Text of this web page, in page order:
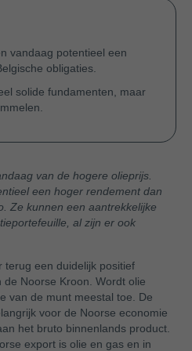
vandaag potentieel een
obligaties.
solide fundamenten, maar
van de hogere olieprijs.
een hoger rendement dan
Ze kunnen een aantrekkelijke
al zijn er ook
terug een duidelijk positief
Noorse Kroon. Wordt olie
van de munt meestal toe. De
voor de Noorse economie
het bruto binnenlands product.
export is olie en gas en in